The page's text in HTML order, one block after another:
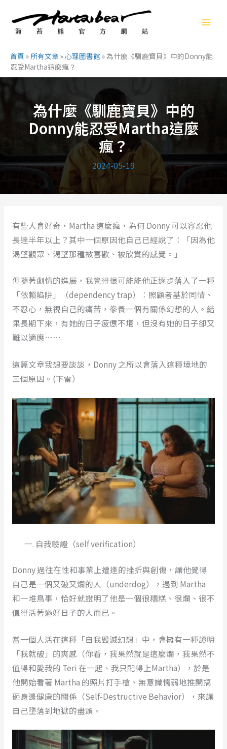
容
首頁 »所有文章 »心理圖書館 »為什麼《馴鹿寶貝》中的Donny能
忍受Martha這麼瘋？
為什麼《馴鹿寶貝》中的
Donny能忍受Martha這麼
瘋？
2024-05-19
有些人會好奇，Martha 這麼瘋，為何 Donny 可以容忍他
長達半年以上？其中一個原因他自己已經說了：「因為他
渴望觀眾、渴望那種被喜歡、被欣賞的感覺。」
但隨著劇情的進展，我覺得很可能能他正逐步落入了一種
「依賴陷阱」（dependency trap）：照顧者基於同情、
不忍心，無視自己的痛苦，豢養一個有關係幻想的人。結
果長期下來，有她的日子疲憊不堪，但沒有她的日子卻又
難以適應⋯⋯
這篇文章我想要談談，Donny 之所以會落入這種境地的
三個原因。(下雷）
自我驗證（self verification）
Donny 過往在性和事業上遭逢的挫折與創傷，讓他覺得
自己是一個又破又爛的人（underdog），遇到 Martha
和一堆鳥事，恰好就證明了他是一個很糟糕、很爛、很不
值得活著過好日子的人而已。
當一個人活在這種「自我毁滅幻想」中，會擁有一種證明
「我就破」的爽感（你看，我果然就是這麼爛，我果然不
值得和愛我的 Teri 在一起、我只配得上Martha），於是
他開始看著 Martha 的照片打手槍、無意識懦弱地推開搞
砸身邊健康的關係（Self-Destructive Behavior），來讓
自己墮落到地獄的盡頭。